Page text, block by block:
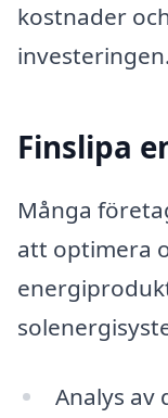
kostnader
investeringen.
Finslipa
Många
att optimera
Analys